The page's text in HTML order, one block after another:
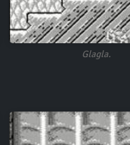
Glagla.